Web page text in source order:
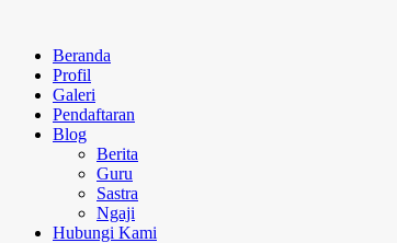
Beranda
Profil
Galeri
Pendaftaran
Blog
Berita
Guru
Sastra
Ngaji
Hubungi Kami